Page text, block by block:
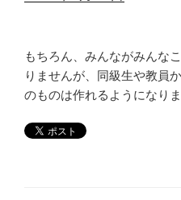
もちろん、みんながみんな
りませんが、同級生や教員
のものは作れるようになりま